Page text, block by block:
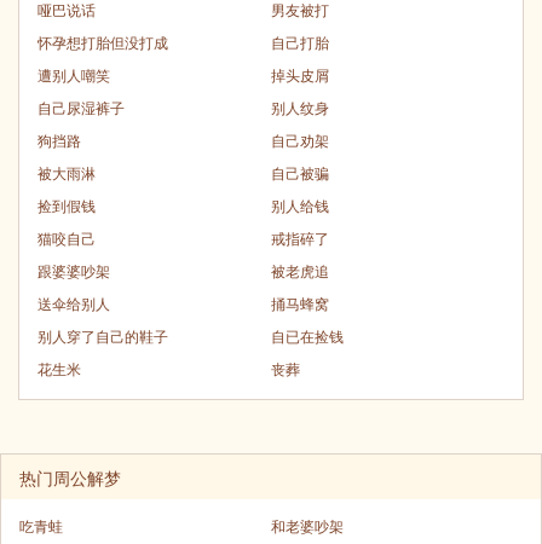
哑巴说话
男友被打
怀孕想打胎但没打成
自己打胎
遭别人嘲笑
掉头皮屑
自己尿湿裤子
别人纹身
狗挡路
自己劝架
被大雨淋
自己被骗
捡到假钱
别人给钱
猫咬自己
戒指碎了
跟婆婆吵架
被老虎追
送伞给别人
捅马蜂窝
别人穿了自己的鞋子
自已在捡钱
花生米
丧葬
热门周公解梦
吃青蛙
和老婆吵架